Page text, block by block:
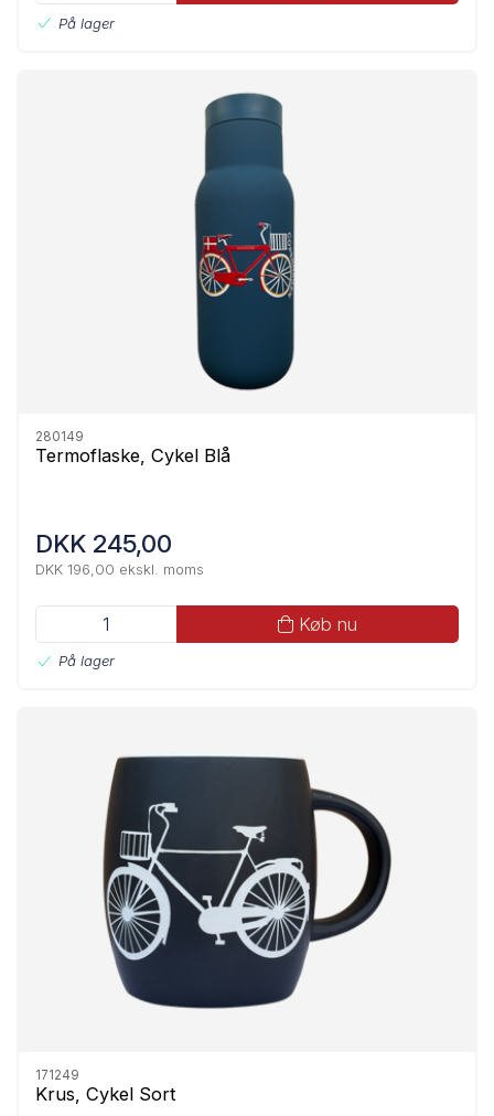
På lager
280149
Termoflaske, Cykel Blå
DKK 245,00
DKK 196,00 ekskl. moms
Køb nu
På lager
171249
Krus, Cykel Sort